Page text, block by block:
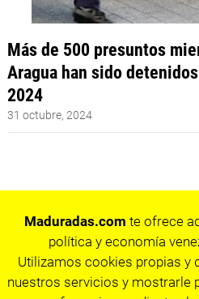
Más de 500 presuntos
Aragua han sido
2024
31 octubre, 2024
Maduradas.com te ofrece
política y economía
Utilizamos cookies propias y
nuestros servicios y mostrarle